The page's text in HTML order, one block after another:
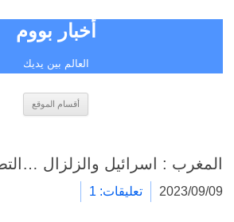
أخبار بووم
العالم بين يديك
أقسام الموقع
المغرب : اسرائيل والزلزال
2023/09/09 تعليقات: 1